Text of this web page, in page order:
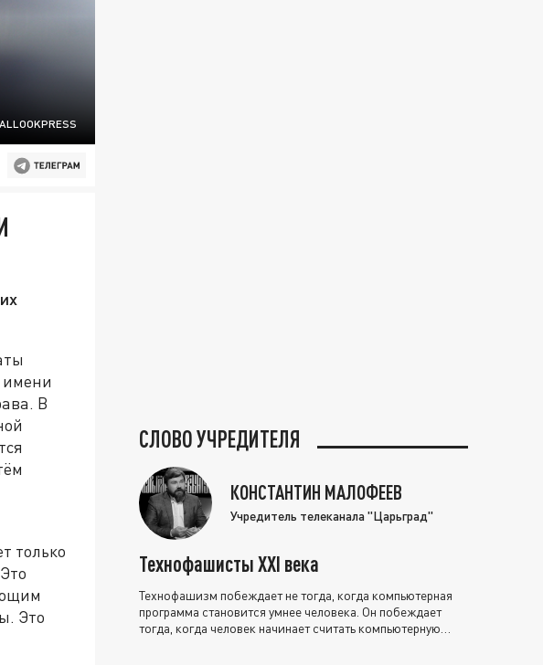
имени
В
только
Это
СЛОВО УЧРЕДИТЕЛЯ
КОНСТАНТИН МАЛОФЕЕВ
Учредитель телеканала "Царьград"
Технофашисты XXI века
Технофашизм побеждает не тогда, когда компьютерная
программа становится умнее человека. Он побеждает
тогда, когда человек начинает считать компьютерную